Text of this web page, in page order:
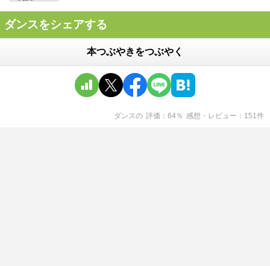
ダンスをシェアする
本つぶやきをつぶやく
ダンスの 評価 64％ 感想・レビュー 151件